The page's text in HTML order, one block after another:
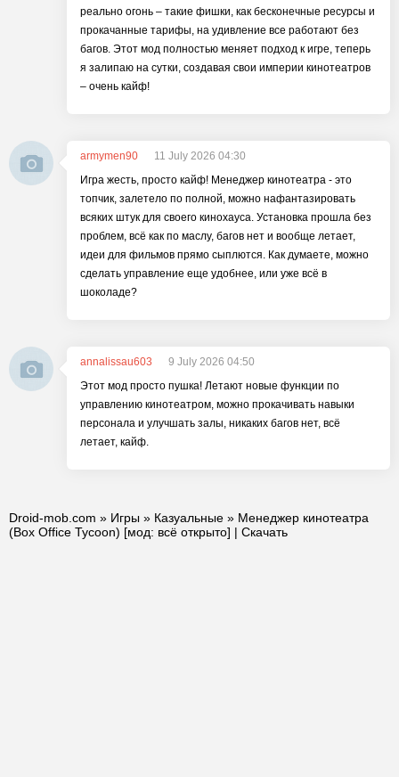
реально огонь – такие фишки, как бесконечные ресурсы и
прокачанные тарифы, на удивление все работают без
багов. Этот мод полностью меняет подход к игре, теперь
я залипаю на сутки, создавая свои империи кинотеатров
– очень кайф!
armymen90
11 July 2026 04:30
Игра жесть, просто кайф! Менеджер кинотеатра - это
топчик, залетело по полной, можно нафантазировать
всяких штук для своего кинохауса. Установка прошла без
проблем, всё как по маслу, багов нет и вообще летает,
идеи для фильмов прямо сыплются. Как думаете, можно
сделать управление еще удобнее, или уже всё в
шоколаде?
annalissau603
9 July 2026 04:50
Этот мод просто пушка! Летают новые функции по
управлению кинотеатром, можно прокачивать навыки
персонала и улучшать залы, никаких багов нет, всё
летает, кайф.
Droid-mob.com » Игры » Казуальные » Менеджер кинотеатра
(Box Office Tycoon) [мод: всё открыто] | Скачать